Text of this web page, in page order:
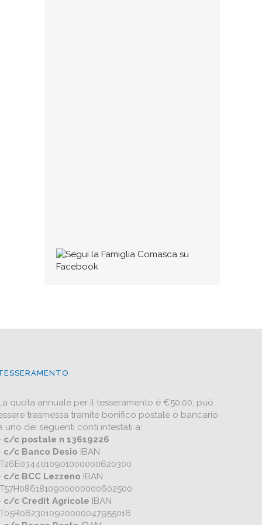
quota annuale per il tesseramento è €50,00, può
trasmessa tramite bonifico postale o bancario
uno dei seguenti conti intestati a:
c/c postale n 13619226
c/c Banco Desio IBAN
c/c BCC Lezzeno IBAN
c/c Credit Agricole IBAN